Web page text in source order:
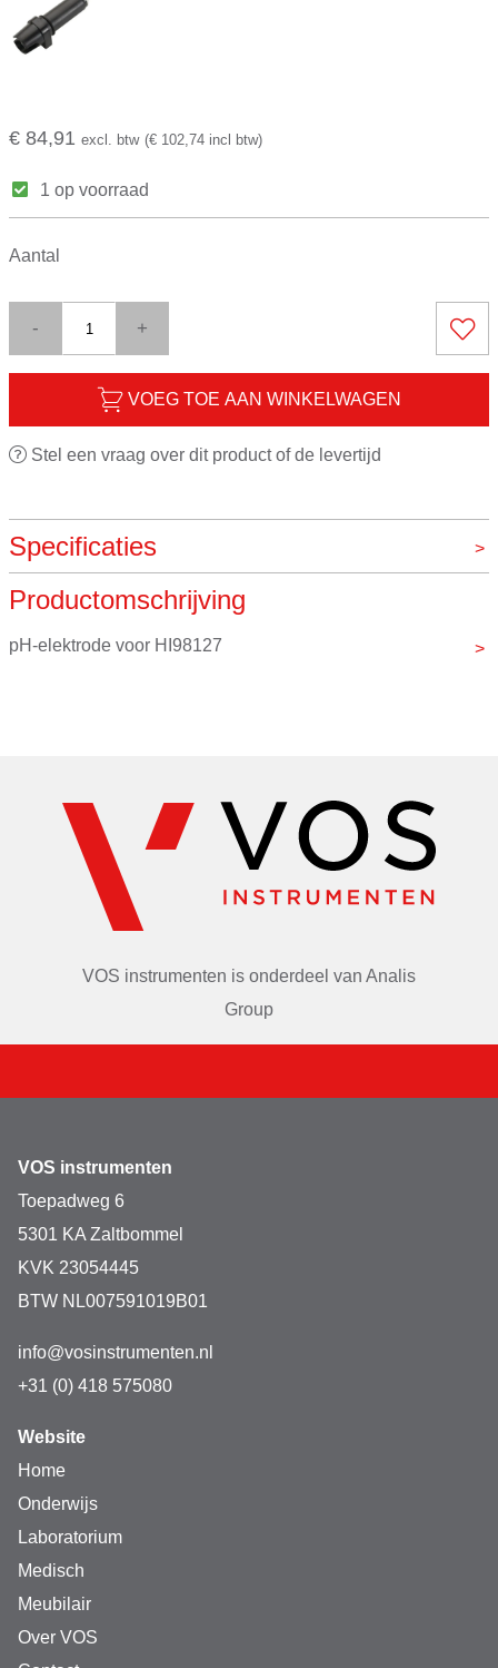
€ 84,91 excl. btw (€ 102,74 incl btw)
1 op voorraad
Aantal
- +
VOEG TOE AAN WINKELWAGEN
Stel een vraag over dit product of de levertijd
Specificaties
Merk
Productomschrijving
pH-elektrode voor HI98127
VOS instrumenten is onderdeel van Analis
Group
VOS instrumenten
Toepadweg 6
5301 KA Zaltbommel
KVK 23054445
BTW NL007591019B01
info@vosinstrumenten.nl
+31 (0) 418 575080
Website
Home
Onderwijs
Laboratorium
Medisch
Meubilair
Over VOS